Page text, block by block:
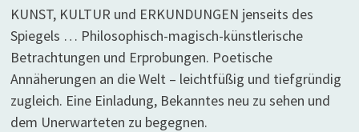
KUNST, KULTUR und ERKUNDUNGEN jenseits des
Spiegels … Philosophisch-magisch-künstlerische
Betrachtungen und Erprobungen. Poetische
Annäherungen an die Welt – leichtfüßig und tiefgründig
zugleich. Eine Einladung, Bekanntes neu zu sehen und
dem Unerwarteten zu begegnen.